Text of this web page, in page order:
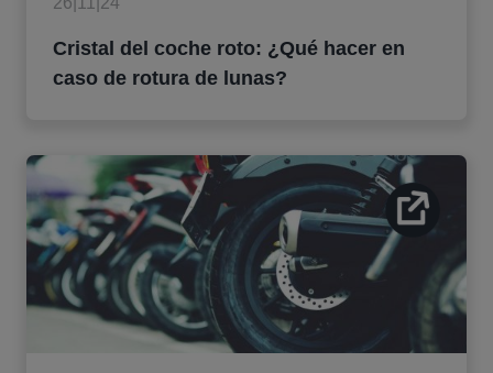
Cristal del coche roto: ¿Qué hacer en
caso de rotura de lunas?